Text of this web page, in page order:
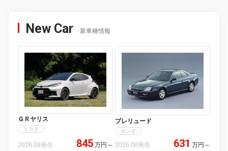
New Car 新車種情報
ＧＲヤリス
トヨタ
2026.08発売 845 万円 ～
プレリュード
ホンダ
2026.08発売 631 万円 ～